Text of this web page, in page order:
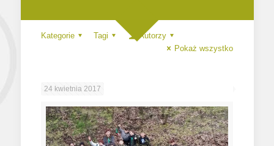
Kategorie Tagi
Autorzy
Pokaż wszystko
24 kwietnia 2017